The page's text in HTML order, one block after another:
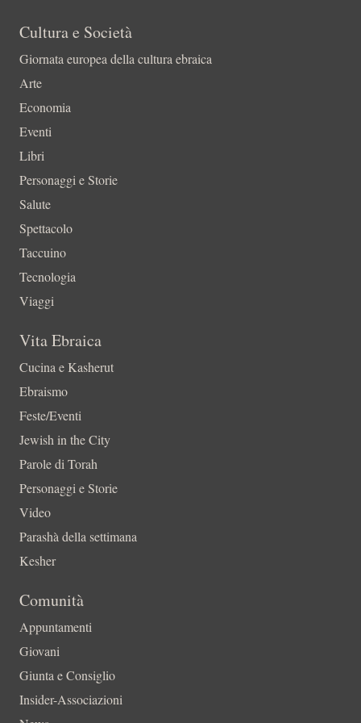
Cultura e Società
Giornata europea della cultura ebraica
Arte
Economia
Eventi
Libri
Personaggi e Storie
Salute
Spettacolo
Taccuino
Tecnologia
Viaggi
Vita Ebraica
Cucina e Kasherut
Ebraismo
Feste/Eventi
Jewish in the City
Parole di Torah
Personaggi e Storie
Video
Parashà della settimana
Kesher
Comunità
Appuntamenti
Giovani
Giunta e Consiglio
Insider-Associazioni